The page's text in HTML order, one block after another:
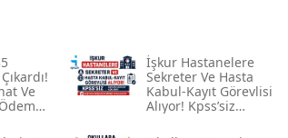
Mersin
İstanbul
Ve
İşkur Hastanelere
Sekreter Ve Hasta
Kabul-Kayıt Görevlisi
Alıyor! Kpss’siz